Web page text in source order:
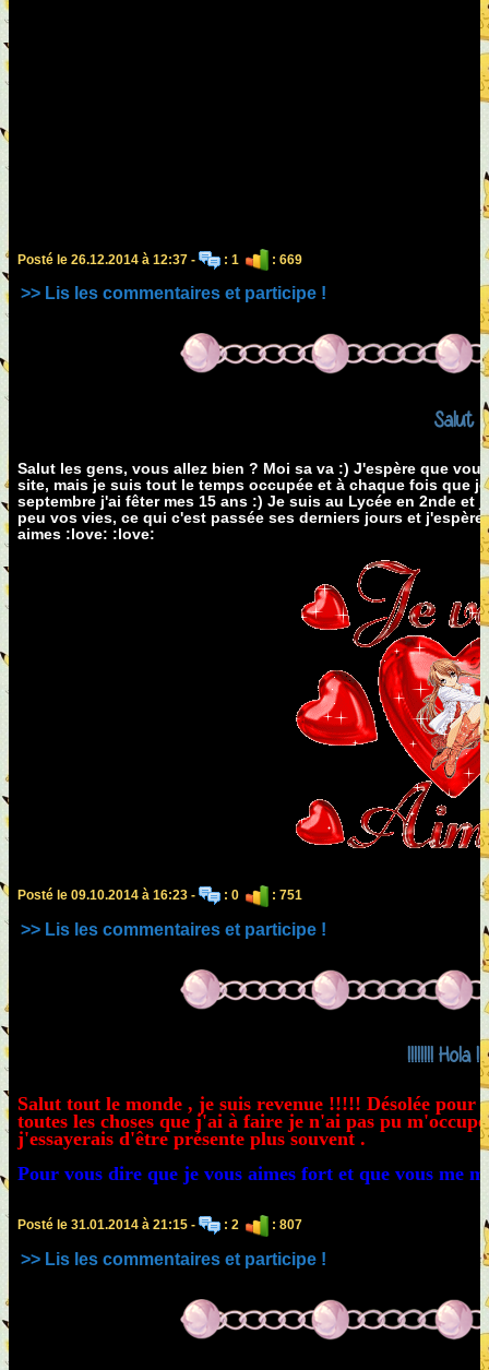
Posté le 26.12.2014 à 12:37 - : 1 : 669
>> Lis les commentaires et participe !
Salut
Salut les gens, vous allez bien ? Moi sa va :) J'espère que
site, mais je suis tout le temps occupée et à chaque fois que
septembre j'ai fêter mes 15 ans :) Je suis au Lycée en 2nde
peu vos vies, ce qui c'est passée ses derniers jours et
aimes :love: :love:
Posté le 09.10.2014 à 16:23 - : 0 : 751
>> Lis les commentaires et participe !
!!!!!!!! Hola
Salut tout le monde , je suis revenue !!!!! Désolée pour
toutes les choses que j'ai à faire je n'ai pas pu
j'essayerais d'être présente plus souvent .
Pour vous dire que je vous aimes fort et que vous me
Posté le 31.01.2014 à 21:15 - : 2 : 807
>> Lis les commentaires et participe !